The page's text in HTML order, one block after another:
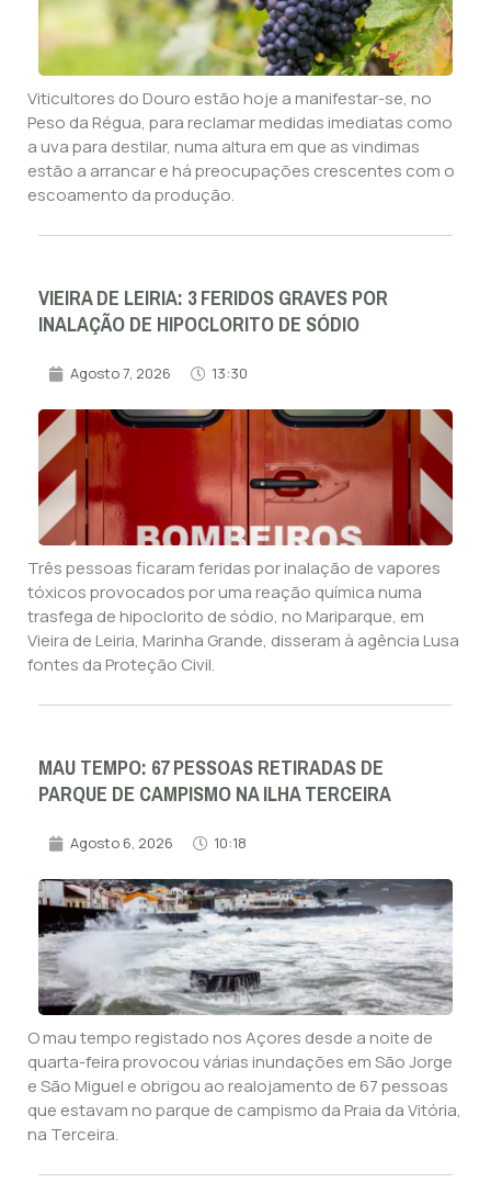
Viticultores do Douro estão hoje a manifestar-se, no
Peso da Régua, para reclamar medidas imediatas como
a uva para destilar, numa altura em que as vindimas
estão a arrancar e há preocupações crescentes com o
escoamento da produção.
VIEIRA DE LEIRIA: 3 FERIDOS GRAVES POR
INALAÇÃO DE HIPOCLORITO DE SÓDIO
Agosto 7, 2026 13:30
Três pessoas ficaram feridas por inalação de vapores
tóxicos provocados por uma reação química numa
trasfega de hipoclorito de sódio, no Mariparque, em
Vieira de Leiria, Marinha Grande, disseram à agência Lusa
fontes da Proteção Civil.
MAU TEMPO: 67 PESSOAS RETIRADAS DE
PARQUE DE CAMPISMO NA ILHA TERCEIRA
Agosto 6, 2026 10:18
O mau tempo registado nos Açores desde a noite de
quarta-feira provocou várias inundações em São Jorge
e São Miguel e obrigou ao realojamento de 67 pessoas
que estavam no parque de campismo da Praia da Vitória,
na Terceira.